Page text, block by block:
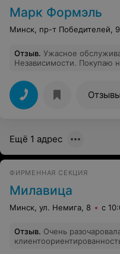
Марк Формэль
Минск, пр-т Победителей, 9
Отзыв. Ужасное
Независимости. Покупаю
противоположной
компания, продавец
жду. Но на кассе
покупателей, и про текущие акции рассказывают по 10
покупки и время.Оставила
Отзывы
Ещё 1 адрес
ФИРМЕННАЯ СЕКЦИЯ
Милавица
Минск, ул. Немига, 8 с
Отзыв. Очень